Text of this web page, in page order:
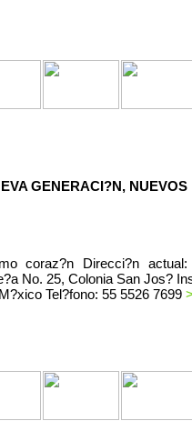
GENERACI?N,
coraz?n Direcci?n
No. 25, Colonia San Jos?
Tel?fono: 55 5526 7699